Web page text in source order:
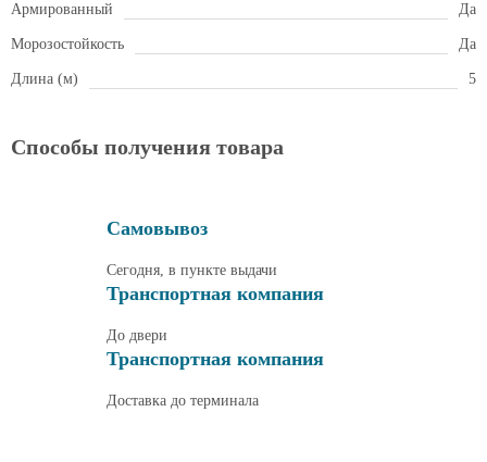
Армированный Да
Морозостойкость Да
Длина (м) 5
Способы получения товара
Самовывоз
Сегодня, в пункте выдачи
Транспортная компания
До двери
Транспортная компания
Доставка до терминала